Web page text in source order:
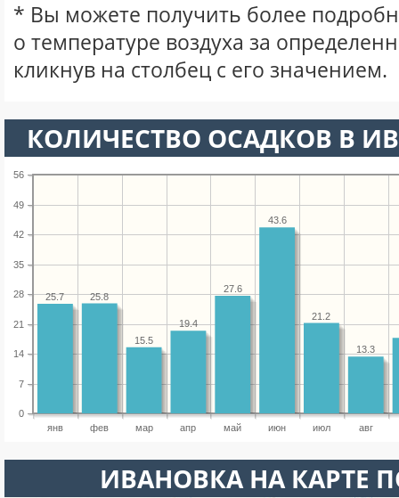
* Вы можете получить более
о температуре воздуха за
кликнув на столбец с его значением.
КОЛИЧЕСТВО ОСАДКОВ В
янв фев мар апр май июн июл авг
0
7
14
21
28
35
42
49
56
13.3
21.2
43.6
27.6
19.4
15.5
25.8
25.7
ИВАНОВКА НА КАРТЕ